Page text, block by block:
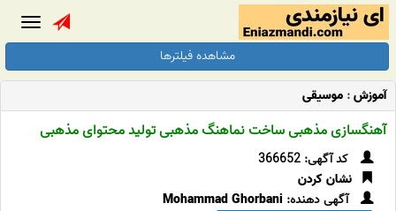
مشاهده فیلترها
آموزش: موسیقی
آهنگسازی مذهبی ساخت نماهنگ مذهبی تولید محتوای مذهبی
کد آگهی: 366652
نشان کردن
آگهی دهنده: Mohammad Ghorbani